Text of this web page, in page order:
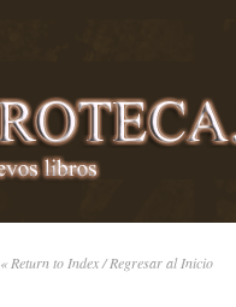
« Return to Index / Regresar al Inicio